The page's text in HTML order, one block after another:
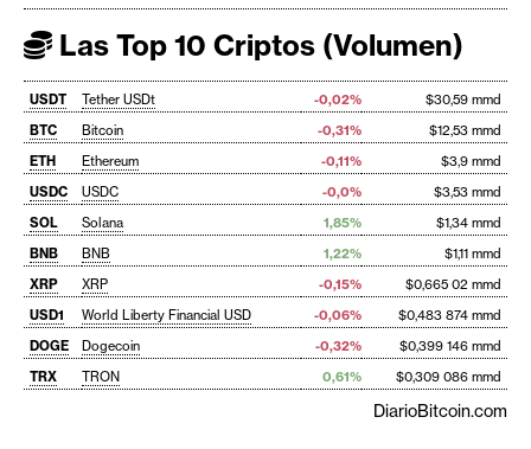
Las Top 10 Criptos (Volumen)
USDT Tether USDt -0,02%
$30,59 mmd
BTC
Bitcoin -0,31%
$12,53 mmd
ETH
Ethereum -0,11%
$3,9 mmd
USDC
USDC -0,0%
$3,53 mmd
SOL
Solana 1,85%
$1,34 mmd
BNB
BNB 1,22%
$1,11 mmd
XRP
XRP -0,15%
$0,665 02 mmd
USD1
World Liberty Financial USD -0,06%
$0,483 874 mmd
DOGE
Dogecoin -0,32%
$0,399 146 mmd
TRX
TRON 0,61% $0,309 086 mmd
DiarioBitcoin.com